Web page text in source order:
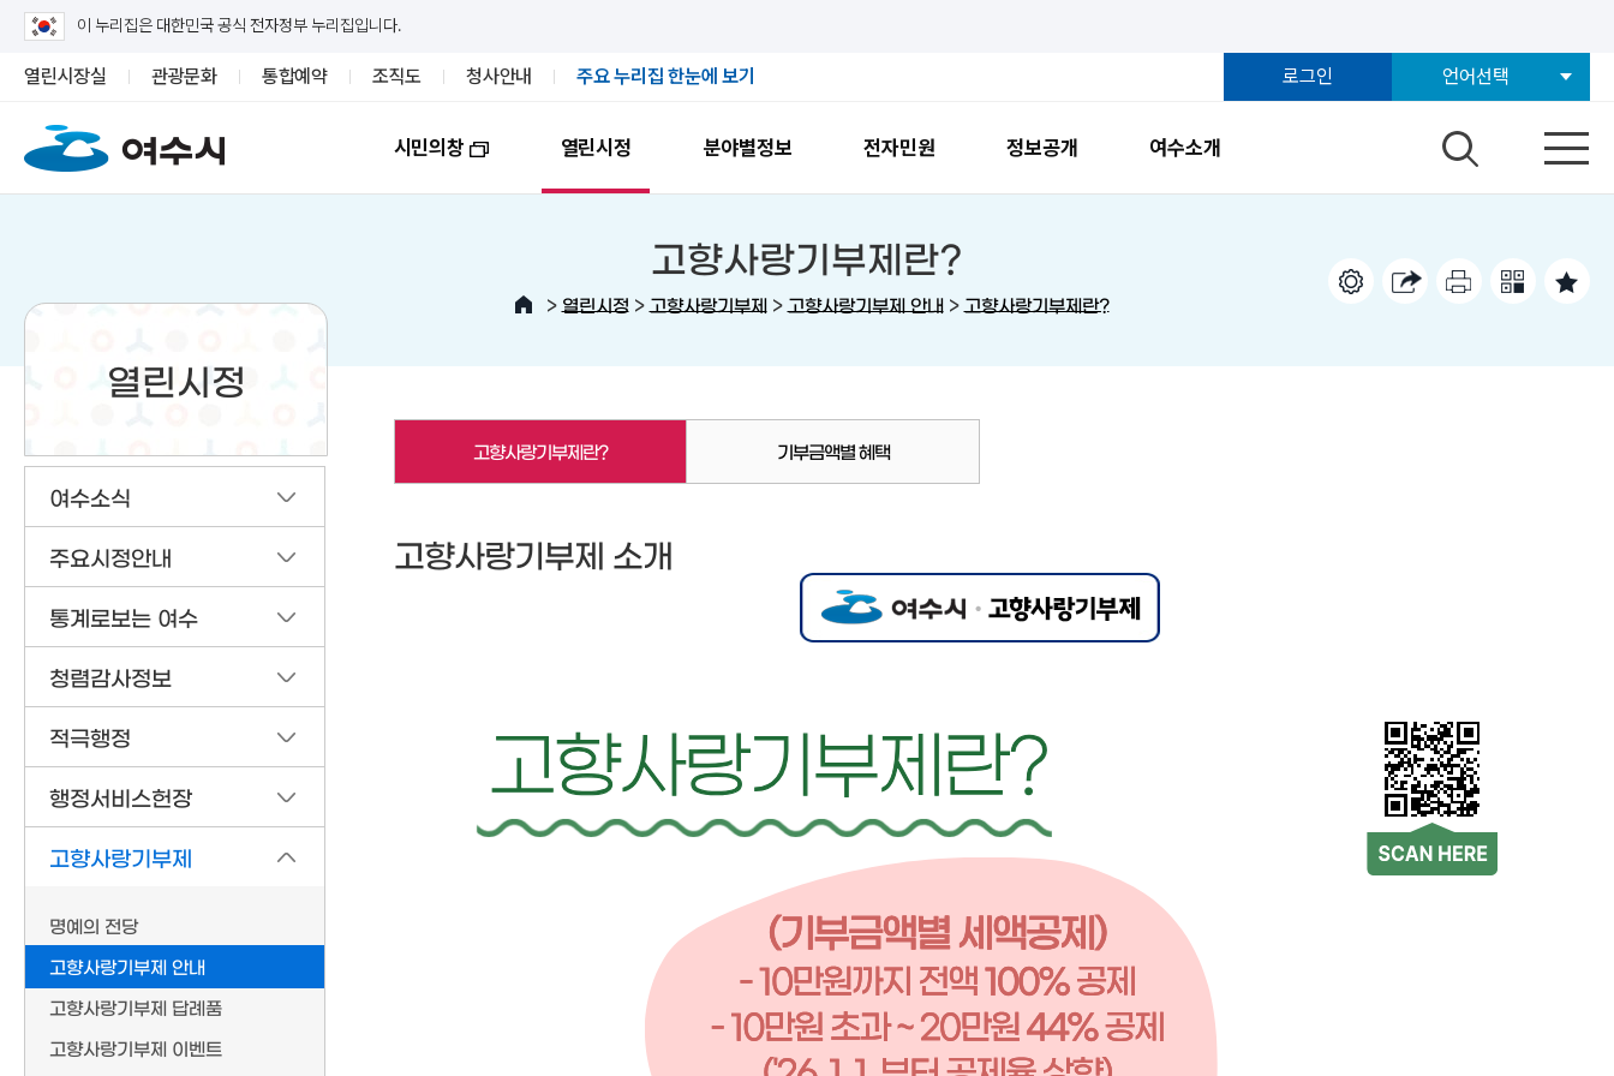
이 누리집은 대한민국 공식 전자정부 누리집입니다.
열린시장실 관광문화 통합예약 조직도 청사안내 주요 누리집 한눈에 보기 로그인 언어선택
시민의창 열린시정 분야별정보 전자민원 정보공개 여수소개
열린시정
여수소식
주요시정안내
통계로보는 여수
청렴감사정보
적극행정
행정서비스헌장
고향사랑기부제
명예의 전당
고향사랑기부제 안내
고향사랑기부제 답례품
고향사랑기부제 이벤트
고향사랑기부제란?
> 열린시정 > 고향사랑기부제> 고향사랑기부제 안내> 고향사랑기부제란?
고향사랑기부제란? 기부금액별 혜택
고향사랑기부제 소개